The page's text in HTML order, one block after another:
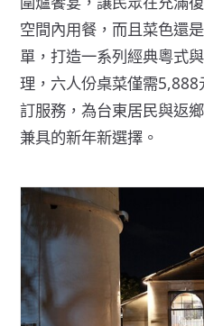
空間內用餐，而且菜色還
單，打造一系列經典粵式
理，六人份桌菜僅需
訂服務，為台東居民與返
兼具的新年新選擇。